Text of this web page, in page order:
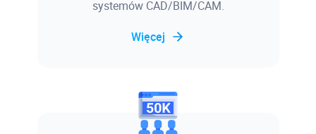
systemów CAD/BIM/CAM.
Więcej